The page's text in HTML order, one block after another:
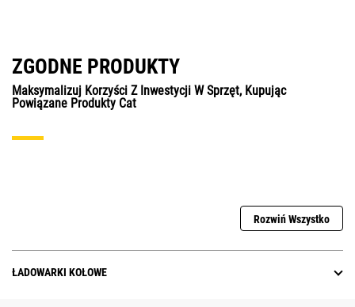
ZGODNE PRODUKTY
Maksymalizuj Korzyści Z Inwestycji W Sprzęt, Kupując
Powiązane Produkty Cat
Rozwiń Wszystko
ŁADOWARKI KOŁOWE